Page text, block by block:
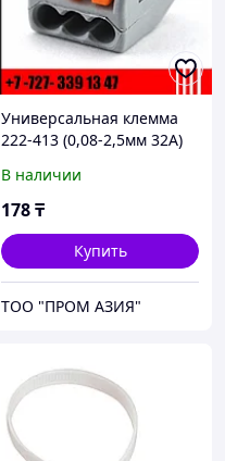
Универсальная клемма
222-413 (0,08-2,5мм 32А)
В наличии
178₸
Купить
ТОО "ПРОМ АЗИЯ"